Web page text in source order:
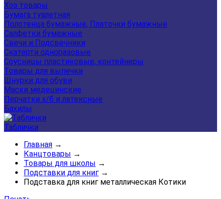
Хоз товары
Бумага туалетная
Полотенца бумажные, Платочки бумажные
Салфетки бумажные
Свечи и Подсвечники
Скатерти одноразовые
Соусницы пластиковые, контейнеры
Товары для выпечки
Шнурки для обуви
Маски медецинские
Перчатки х/б и латексные
Бахилы
Таблички
Главная →
Канцтовары →
Товары для школы →
Подставки для книг →
Подставка для книг металлическая Котики